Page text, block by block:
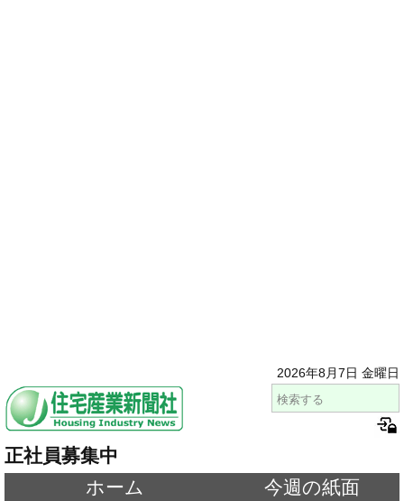
2026年8月7日 金曜日
正社員募集中
ホーム
今週の紙面